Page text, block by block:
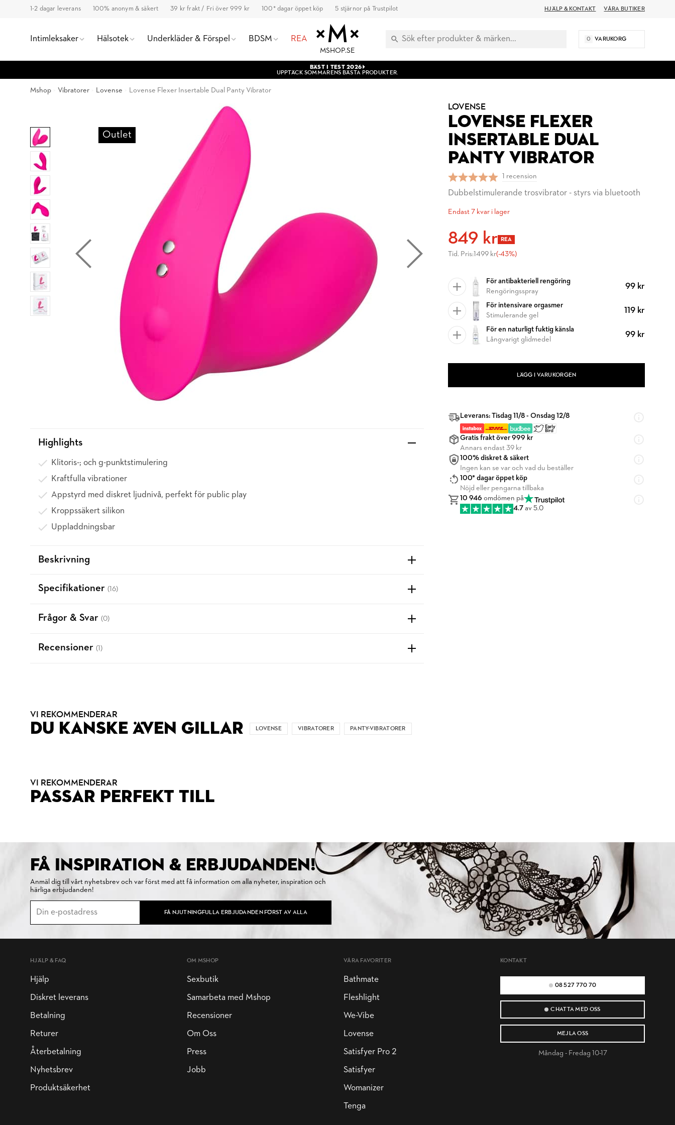
1-2 dagar leverans 100% anonym & säkert 39 kr frakt / Fri över 999 kr 100* dagar öppet köp 5 stjärnor på Trustpilot HJÄLP & KONTAKT VÅRA BUTIKER
Intimleksaker Hälsotek Underkläder & Förspel BDSM REA
MSHOP.SE
0 VARUKORG
BÄST I TEST 2026
UPPTÄCK SOMMARENS BÄSTA PRODUKTER.
Mshop Vibratorer Lovense Lovense Flexer Insertable Dual Panty Vibrator
Outlet
LOVENSE
LOVENSE FLEXER
INSERTABLE DUAL
PANTY VIBRATOR
1 recension
Dubbelstimulerande trosvibrator - styrs via bluetooth
Endast 7 kvar i lager
849 kr REA
Tid. Pris:1499 kr(-43%)
För antibakteriell rengöring
Rengöringsspray
99 kr
För intensivare orgasmer
Stimulerande gel
119 kr
För en naturligt fuktig känsla
Långvarigt glidmedel
99 kr
LÄGG I VARUKORGEN
Leverans: Tisdag 11/8 - Onsdag 12/8
Gratis frakt över 999 kr
Annars endast 39 kr
100% diskret & säkert
Ingen kan se var och vad du beställer
100* dagar öppet köp
Nöjd eller pengarna tillbaka
10 946 omdömen på
4.7 av 5.0
Highlights
Klitoris-; och g-punktstimulering
Kraftfulla vibrationer
Appstyrd med diskret ljudnivå, perfekt för public play
Kroppssäkert silikon
Uppladdningsbar
Beskrivning
Specifikationer (16)
Frågor & Svar (0)
Recensioner (1)
VI REKOMMENDERAR
DU KANSKE ÄVEN GILLAR LOVENSE VIBRATORER PANTY-VIBRATORER
VI REKOMMENDERAR
PASSAR PERFEKT TILL
FÅ INSPIRATION & ERBJUDANDEN!
Anmäl dig till vårt nyhetsbrev och var först med att få information om alla nyheter, inspiration och
härliga erbjudanden!
FÅ NJUTNINGFULLA ERBJUDANDEN FÖRST AV ALLA
KONTAKT
08 527 770 70
CHATTA MED OSS
MEJLA OSS
Måndag - Fredag 10-17
HJÄLP & FAQ
Hjälp
Diskret leverans
Betalning
Returer
Återbetalning
Nyhetsbrev
Produktsäkerhet
OM MSHOP
Sexbutik
Samarbeta med Mshop
Recensioner
Om Oss
Press
Jobb
VÅRA FAVORITER
Bathmate
Fleshlight
We-Vibe
Lovense
Satisfyer Pro 2
Satisfyer
Womanizer
Tenga